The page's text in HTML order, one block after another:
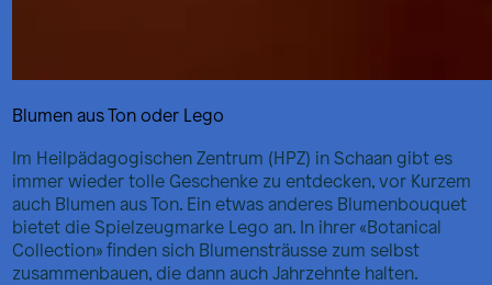
Blumen aus Ton oder Lego
Im Heilpädagogischen Zentrum (HPZ) in Schaan gibt es
immer wieder tolle Geschenke zu entdecken, vor Kurzem
auch Blumen aus Ton. Ein etwas anderes Blumenbouquet
bietet die Spielzeugmarke Lego an. In ihrer «Botanical
Collection» finden sich Blumensträusse zum selbst
zusammenbauen, die dann auch Jahrzehnte halten.